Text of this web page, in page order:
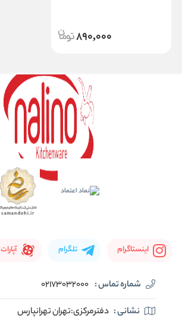
890,000
اینستاگرام تلگرام آپارات
شماره تماس : 02173032000
نشانی : دفترمرکزی:تهران تهرانپارس